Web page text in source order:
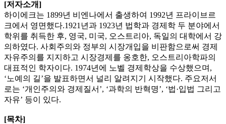
[저자소개]
하이에크는 1899년 비엔나에서 출생하여 1992년 프라이브르
크에서 영면했다.1921년과 1923년 법학과 경제학 두 분야에서
학위를 취득한 후, 영국, 미국, 오스트리아, 독일의 대학에서 강
의하였다. 사회주의와 정부의 시장개입을 비판함으로써 경제
자유주의를 지지하고 시장경제를 옹호한, 오스트리아학파의
대표적인 학자이다. 1974년에 노벨 경제학상을 수상했으며,
‘노예의 길’을 발표하면서 널리 알려지기 시작했다. 주요저서
로는 ‘개인주의와 경제질서’, ‘과학의 반혁명’, ‘법·입법 그리고
자유’ 등이 있다.
[목차]